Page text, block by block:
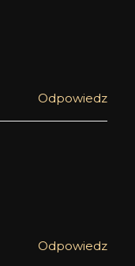
Odpowiedz
Odpowiedz